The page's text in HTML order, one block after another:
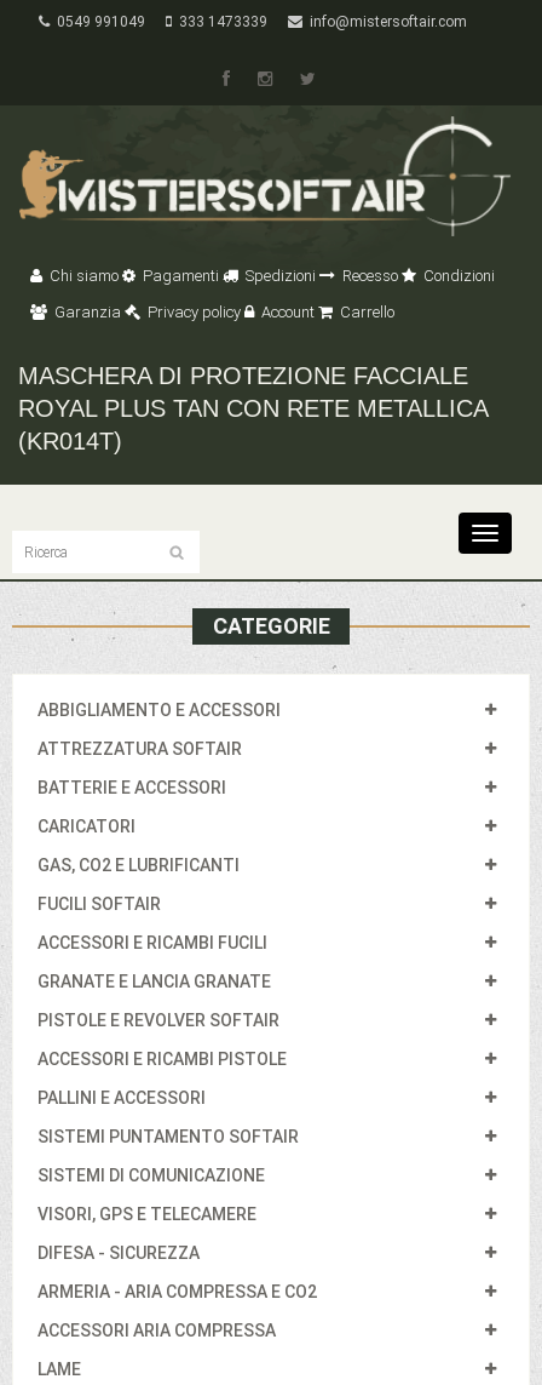
0549 991049 333 1473339 info@mistersoftair.com
Chi siamo Pagamenti Spedizioni Recesso
Condizioni
Garanzia
Privacy policy Account Carrello
MASCHERA DI PROTEZIONE FACCIALE
ROYAL PLUS TAN CON RETE METALLICA
(KR014T)
Toggle
CATEGORIE
ABBIGLIAMENTO E ACCESSORI
ATTREZZATURA SOFTAIR
BATTERIE E ACCESSORI
CARICATORI
GAS, CO2 E LUBRIFICANTI
FUCILI SOFTAIR
ACCESSORI E RICAMBI FUCILI
GRANATE E LANCIA GRANATE
PISTOLE E REVOLVER SOFTAIR
ACCESSORI E RICAMBI PISTOLE
PALLINI E ACCESSORI
SISTEMI PUNTAMENTO SOFTAIR
SISTEMI DI COMUNICAZIONE
VISORI, GPS E TELECAMERE
DIFESA - SICUREZZA
ARMERIA - ARIA COMPRESSA E CO2
ACCESSORI ARIA COMPRESSA
LAME